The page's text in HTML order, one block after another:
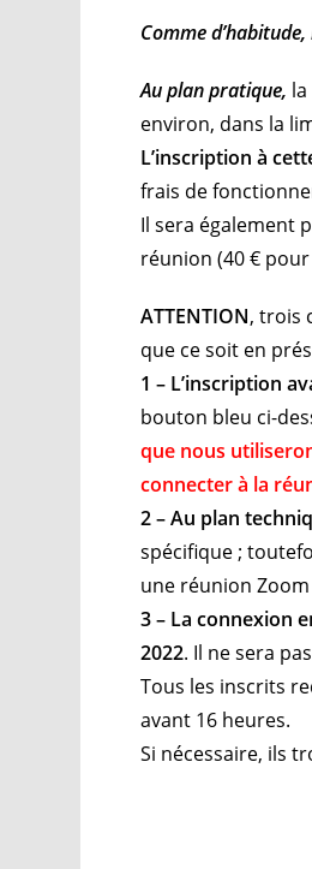
Comme
Au plan pratique,
environ, dans la
L’inscription à
frais de
Il sera également
réunion (40 €
ATTENTION, trois
que ce soit en
1 – L’inscription
bouton bleu ci-
que nous
connecter à la
2 – Au plan
spécifique ;
une réunion
3 – La connexion
2022. Il ne sera
Tous les inscrits
avant 16 heures.
Si nécessaire, ils